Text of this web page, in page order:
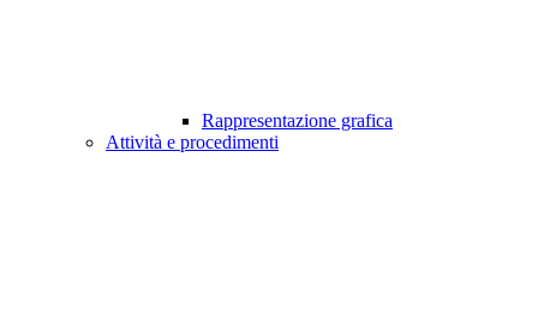
Rappresentazione grafica
Attività e procedimenti